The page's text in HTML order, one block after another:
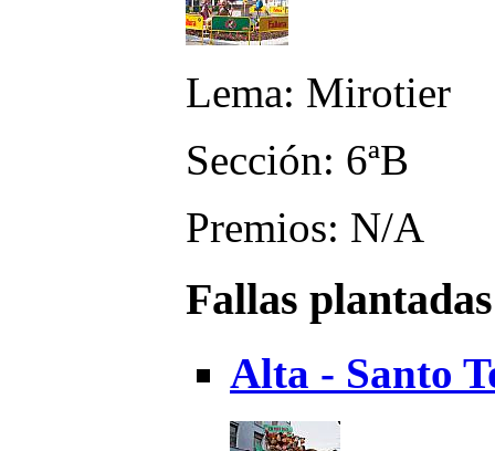
Lema: Mirotier
Sección: 6ªB
Premios: N/A
Fallas
Alta - Santo